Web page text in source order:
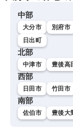
中部
大分市 別府市
日出町
北部
中津市 豊後高
西部
日田市 竹田市
南部
佐伯市 豊後大